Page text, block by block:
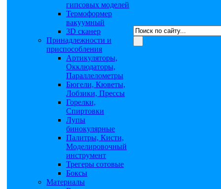
гипсовых моделей
Термоформер
вакуумный
3D сканер
Принадлежности и
приспособления
Артикуляторы,
Окклюдаторы,
Параллелометры
Бюгели, Кюветы,
Лобзики, Прессы
Горелки,
Спиртовки
Лупы
бинокулярные
Палитры, Кисти,
Моделировочный
инструмент
Трегеры сотовые
Боксы
Материалы